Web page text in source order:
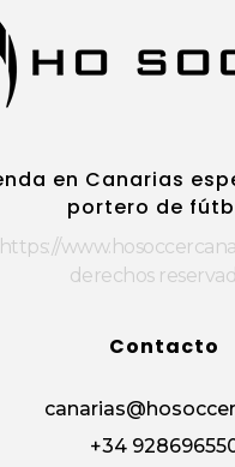
en Canarias
portero de
derechos
Contacto
+34